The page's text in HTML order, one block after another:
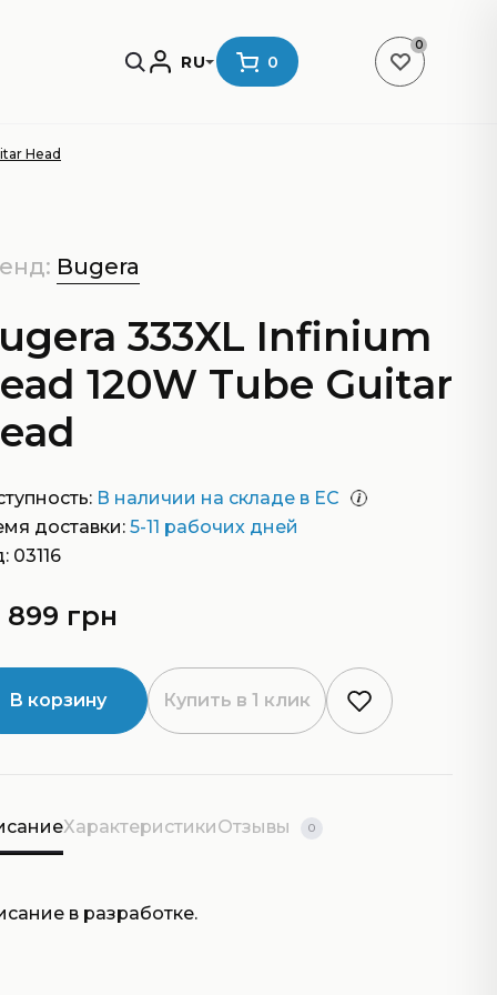
RU 0
0
Head
Bugera
333XL Infinium
120W Tube Guitar
В наличии на складе в ЕС
доставки: 5-11 рабочих дней
03116
899 грн
В корзину Купить в 1 клик
ХарактеристикиОтзывы 0
в разработке.